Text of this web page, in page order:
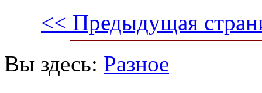
<< Предыдущая
Вы здесь: Разное